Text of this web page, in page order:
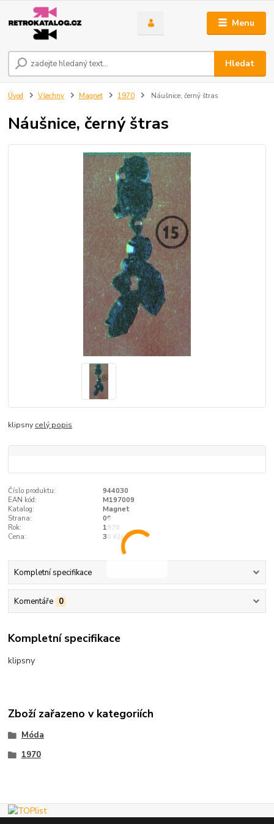
Menu
Hledat
Úvod Všechny Magnet 1970 Náušnice, černý štras
Náušnice, černý štras
klipsny celý popis
Číslo produktu:
944030
EAN kód:
M197009
Katalog:
Magnet
Strana:
09
Rok:
1970
Cena:
30 Kčs
Kompletní specifikace
Komentáře 0
Kompletní specifikace
klipsny
Zboží zařazeno v kategoriích
Móda
1970